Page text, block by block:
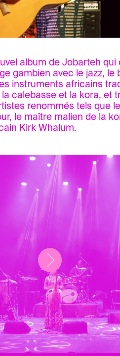
album de Jobarteh qui
gambien avec le jazz, le
instruments africains
calebasse et la kora, et
renommés tels que
le maître malien de la
Kirk Whalum.